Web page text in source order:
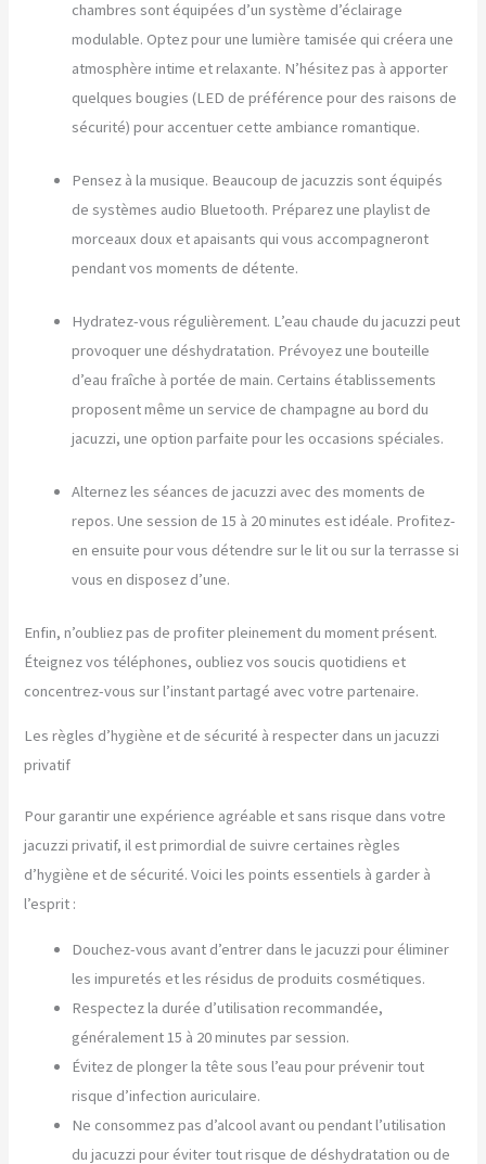
chambres sont équipées d’un système d’éclairage
modulable. Optez pour une lumière tamisée qui créera une
atmosphère intime et relaxante. N’hésitez pas à apporter
quelques bougies (LED de préférence pour des raisons de
sécurité) pour accentuer cette ambiance romantique.
Pensez à la musique. Beaucoup de jacuzzis sont équipés
de systèmes audio Bluetooth. Préparez une playlist de
morceaux doux et apaisants qui vous accompagneront
pendant vos moments de détente.
Hydratez-vous régulièrement. L’eau chaude du jacuzzi peut
provoquer une déshydratation. Prévoyez une bouteille
d’eau fraîche à portée de main. Certains établissements
proposent même un service de champagne au bord du
jacuzzi, une option parfaite pour les occasions spéciales.
Alternez les séances de jacuzzi avec des moments de
repos. Une session de 15 à 20 minutes est idéale. Profitez-
en ensuite pour vous détendre sur le lit ou sur la terrasse si
vous en disposez d’une.
Enfin, n’oubliez pas de profiter pleinement du moment présent.
Éteignez vos téléphones, oubliez vos soucis quotidiens et
concentrez-vous sur l’instant partagé avec votre partenaire.
Les règles d’hygiène et de sécurité à respecter dans un jacuzzi
privatif
Pour garantir une expérience agréable et sans risque dans votre
jacuzzi privatif, il est primordial de suivre certaines règles
d’hygiène et de sécurité. Voici les points essentiels à garder à
l’esprit :
Douchez-vous avant d’entrer dans le jacuzzi pour éliminer
les impuretés et les résidus de produits cosmétiques.
Respectez la durée d’utilisation recommandée,
généralement 15 à 20 minutes par session.
Évitez de plonger la tête sous l’eau pour prévenir tout
risque d’infection auriculaire.
Ne consommez pas d’alcool avant ou pendant l’utilisation
du jacuzzi pour éviter tout risque de déshydratation ou de